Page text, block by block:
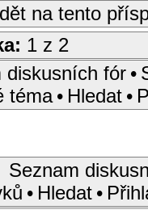
na tento
1 z 2
diskusních fór •
téma • Hledat •
Seznam
• Hledat •